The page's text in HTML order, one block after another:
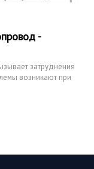
-
затруднения
возникают при